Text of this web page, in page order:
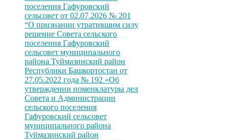
поселения Гафуровский
сельсовет от 02.07.2026 № 201
“О признании утратившим силу
решение Совета сельского
поселения Гафуровский
сельсовет муниципального
района Туймазинский район
Республики Башкортостан от
27.05.2022 года № 192 «Об
утверждении номенклатуры дел
Совета и Администрации
сельского поселения
Гафуровский сельсовет
муниципального района
Туймазинский район